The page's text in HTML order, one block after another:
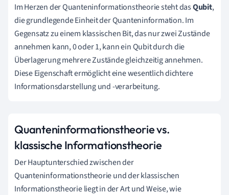
Im Herzen der Quanteninformationstheorie steht dasQubit,
die grundlegende Einheit der Quanteninformation. Im
Gegensatz zu einem klassischen Bit, das nur zwei Zustände
annehmen kann, 0 oder 1, kann ein Qubit durch die
Überlagerung mehrere Zustände gleichzeitig annehmen.
Diese Eigenschaft ermöglicht eine wesentlich dichtere
Informationsdarstellung und -verarbeitung.
Quanteninformationstheorie vs.
klassische Informationstheorie
Der Hauptunterschied zwischen der
Quanteninformationstheorie und der klassischen
Informationstheorie liegt in der Art und Weise, wie